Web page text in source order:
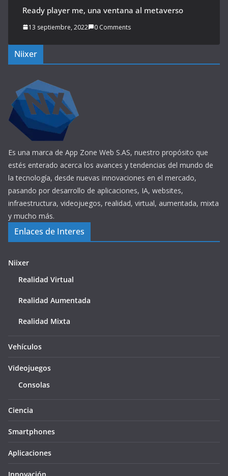
Ready player me, una ventana al metaverso
13 septiembre, 2022 0 Comments
Niixer
Es una marca de App Zone Web S.AS, nuestro propósito que
estés enterado acerca los avances y tendencias del mundo de
la tecnología, desde nuevas innovaciones en el mercado,
pasando por desarrollo de aplicaciones, IA, websites,
infraestructura, videojuegos, realidad, virtual, aumentada, mixta
y mucho más.
Enlaces de Interes
Niixer
Realidad Virtual
Realidad Aumentada
Realidad Mixta
Vehículos
Videojuegos
Consolas
Ciencia
Smartphones
Aplicaciones